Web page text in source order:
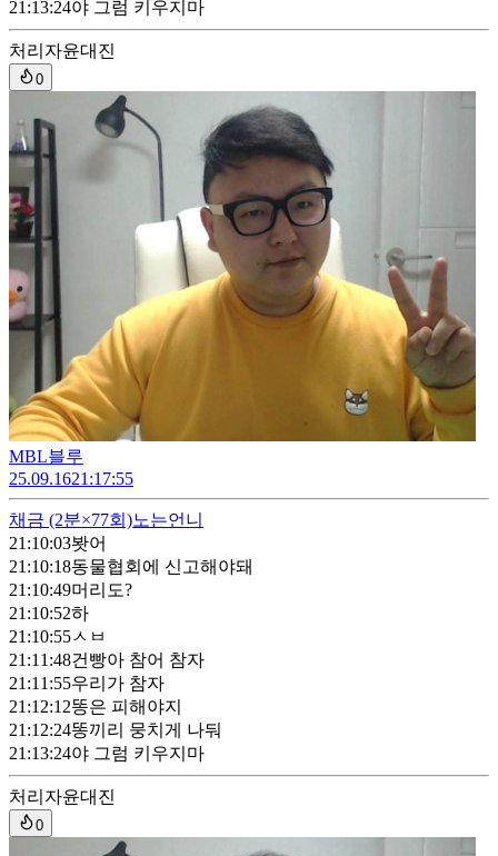
21:13:24야 그럼 키우지마
처리자윤대진
0
MBL블루
25.09.1621:17:55
채금 (2분×77회)노는언니
21:10:03봣어
21:10:18동물협회에 신고해야돼
21:10:49머리도?
21:10:52하
21:10:55ㅅㅂ
21:11:48건빵아 참어 참자
21:11:55우리가 참자
21:12:12똥은 피해야지
21:12:24똥끼리 뭉치게 나둬
21:13:24야 그럼 키우지마
처리자윤대진
0